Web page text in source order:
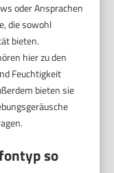
oder Ansprachen
die sowohl
bieten.
hier zu den
Feuchtigkeit
bieten sie
so